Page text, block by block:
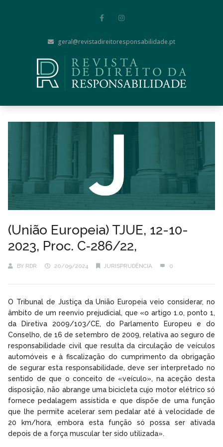
geral@revistadireitoresponsabilidade.pt
(União Europeia) TJUE, 12-10-
2023, Proc. C‑286/22,
BY RDR 20/09/2024 JURISPRUDÊNCIA 0
O Tribunal de Justiça da União Europeia veio considerar, no
âmbito de um reenvio prejudicial, que «o artigo 1.o, ponto 1,
da Diretiva 2009/103/CE, do Parlamento Europeu e do
Conselho, de 16 de setembro de 2009, relativa ao seguro de
responsabilidade civil que resulta da circulação de veículos
automóveis e à fiscalização do cumprimento da obrigação
de segurar esta responsabilidade, deve ser interpretado no
sentido de que o conceito de «veículo», na aceção desta
disposição, não abrange uma bicicleta cujo motor elétrico só
fornece pedalagem assistida e que dispõe de uma função
que lhe permite acelerar sem pedalar até à velocidade de
20 km/hora, embora esta função só possa ser ativada
depois de a força muscular ter sido utilizada».